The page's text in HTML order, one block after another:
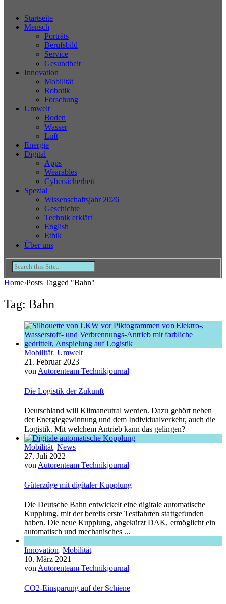
Startseite
Mensch
Porträts
Berufsbild
Service
Gesundheit
Innovation
Mobilität
Robotik
Forschung
Umwelt
Boden
Wasser
Luft
Energie
Digital
Apps
Wearables
Cybersicherheit
Spezial
Wissenschaftsjahr 2026
Geschichte
Technik erklärt
English
Ethik
Über uns
Home›Posts Tagged "Bahn"
Tag: Bahn
Mobilität, Umwelt
21. Februar 2023
von Autorenteam Technikjournal
Die Logistik der Zukunft
Deutschland will Klimaneutral werden. Dazu gehört neben
der Energiegewinnung und dem Individualverkehr, auch die
Logistik. Mit welchem Antrieb kann das gelingen?
Mobilität, News
27. Juli 2022
von Autorenteam Technikjournal
Güterzüge mit digitaler Kupplung
Die Deutsche Bahn entwickelt eine digitale automatische
Kupplung, mit der bereits erste Testfahrten stattgefunden
haben. Die neue Kupplung, abgekürzt DAK, ermöglicht ein
automatisch und mechanisches ...
Innovation, Mobilität
10. März 2021
von Autorenteam Technikjournal
CO2-Einsparung auf der Schiene